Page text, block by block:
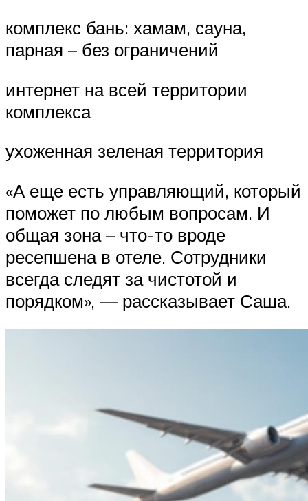
комплекс бань: хамам, сауна,
парная – без ограничений
интернет на всей территории
комплекса
ухоженная зеленая территория
«А еще есть управляющий, который
поможет по любым вопросам. И
общая зона – что-то вроде
ресепшена в отеле. Сотрудники
всегда следят за чистотой и
порядком», — рассказывает Саша.